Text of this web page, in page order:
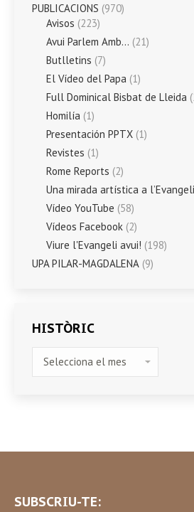
PUBLICACIONS (970)
Avisos (223)
Avui Parlem Amb… (21)
Butlletins (7)
El Vídeo del Papa (1)
Full Dominical Bisbat de Lleida
Homilía (1)
Presentación PPTX (1)
Revistes (1)
Rome Reports (2)
Una mirada artística a
Vídeo YouTube (58)
Vídeos Facebook (2)
Viure l'Evangeli avui! (198)
UPA PILAR-MAGDALENA (9)
HISTÒRIC
SUBSCRIU-TE: